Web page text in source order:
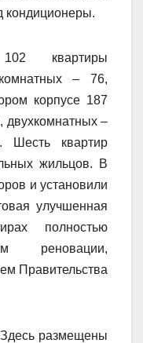
кондиционеры.
квартиры
– 76,
корпусе 187
двухкомнатных –
Шесть квартир
жильцов. В
и установили
улучшенная
полностью
реновации,
Правительства
размещены